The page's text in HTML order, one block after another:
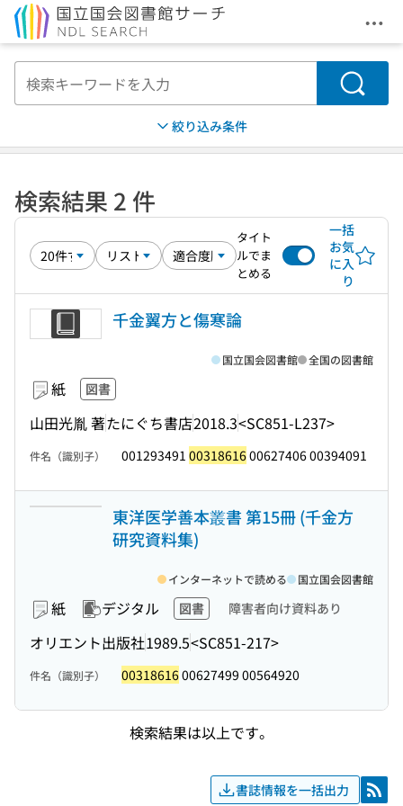
メ
検索
絞り込み条件
検索結果 2 件
タイト
ルでま
とめる
一括
お気
に入
り
千金翼方と傷寒論
紙 図書
山田光胤 著たにぐち書店2018.3<SC851-L237>
国立国会図書館 全国の図書館
件名（識別子） 001293491 0031861600627406 00394091
東洋医学善本叢書 第15冊 (千金方
研究資料集)
紙 デジタル 図書 障害者向け資料あり
オリエント出版社1989.5<SC851-217>
インターネットで読める 国立国会図書館
件名（識別子） 0031861600627499 00564920
検索結果は以上です。
書誌情報を一括出力 RSS